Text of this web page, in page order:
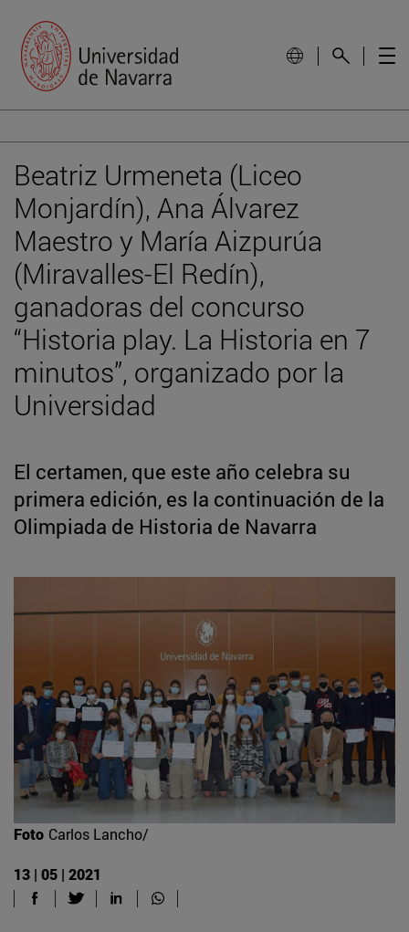
Beatriz Urmeneta (Liceo
Monjardín), Ana Álvarez
Maestro y María Aizpurúa
(Miravalles-El Redín),
ganadoras del concurso
“Historia play. La Historia en 7
minutos”, organizado por la
Universidad
El certamen, que este año celebra su
primera edición, es la continuación de la
Olimpiada de Historia de Navarra
Foto Carlos Lancho/
13 | 05 | 2021